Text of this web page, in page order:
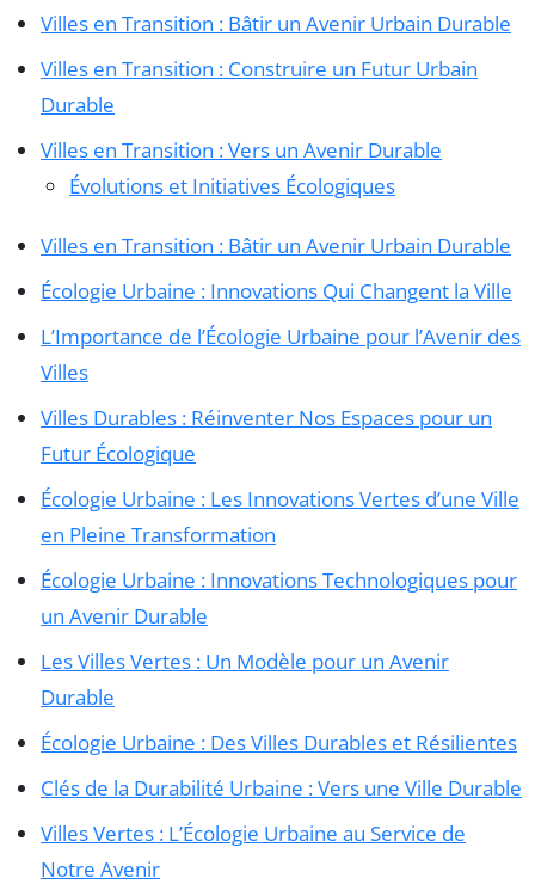
Villes en Transition : Bâtir un Avenir Urbain Durable
Villes en Transition : Construire un Futur Urbain
Durable
Villes en Transition : Vers un Avenir Durable
Évolutions et Initiatives Écologiques
Villes en Transition : Bâtir un Avenir Urbain Durable
Écologie Urbaine : Innovations Qui Changent la Ville
L’Importance de l’Écologie Urbaine pour l’Avenir des
Villes
Villes Durables : Réinventer Nos Espaces pour un
Futur Écologique
Écologie Urbaine : Les Innovations Vertes d’une Ville
en Pleine Transformation
Écologie Urbaine : Innovations Technologiques pour
un Avenir Durable
Les Villes Vertes : Un Modèle pour un Avenir
Durable
Écologie Urbaine : Des Villes Durables et Résilientes
Clés de la Durabilité Urbaine : Vers une Ville Durable
Villes Vertes : L’Écologie Urbaine au Service de
Notre Avenir